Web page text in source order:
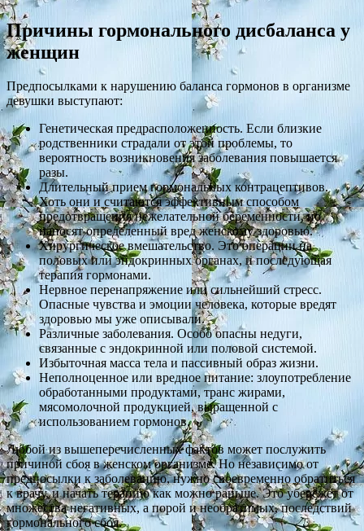
Причины гормонального дисбаланса у
женщин
Предпосылками к нарушению баланса гормонов в организме
девушки выступают:
Генетическая предрасположенность. Если близкие
родственники страдали от этой проблемы, то
вероятность возникновения заболевания повышается
разы.
Длительный прием гормональных контрацептивов.
Хоть они и считаются эффективным способом
предотвращения нежелательной беременности, но
наносят определенный вред женскому здоровью.
Хирургическое вмешательство. Это операции на
половых или эндокринных органах, и последующая
терапия гормонами.
Нервное перенапряжение или сильнейший стресс.
Опасные чувства и эмоции человека, которые вредят
здоровью мы уже описывали.
Различные заболевания. Особо опасны недуги,
связанные с эндокринной или половой системой.
Избыточная масса тела и пассивный образ жизни.
Неполноценное или вредное питание: злоупотребление
обработанными продуктами, транс жирами,
мясомолочной продукцией, выращенной с
использованием гормонов.
Любой из вышеперечисленных фактов может послужить
причиной сбоя в женском организме. Но независимо от
предпосылки к заболеванию, нужно своевременно обратиться
к врачу, и начать терапию как можно раньше. Это убережет от
множества негативных, а порой и необратимых, последствий
гормонального сбоя.